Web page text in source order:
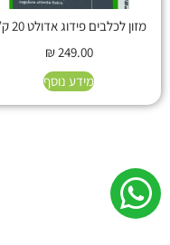
מזון לכלבים פידוג אדולט 20 ק”ג
₪249.00
מידע נוסף